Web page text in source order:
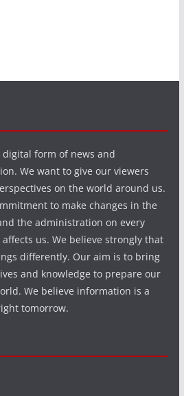
form of news and
We want to give our viewers
on the world around us.
to make changes in the
the administration on every
us. We believe strongly that
differently. Our aim is to bring
and knowledge to prepare our
We believe information is a
tomorrow.